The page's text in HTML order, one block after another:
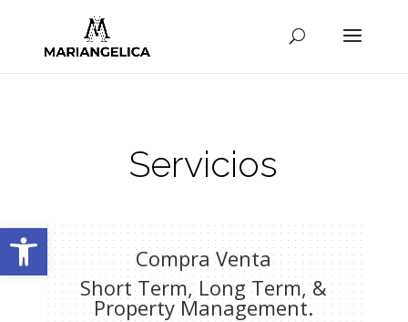
Abrir barra de herramientas
Servicios
Compra Venta
Short Term, Long Term, &
Property Management.